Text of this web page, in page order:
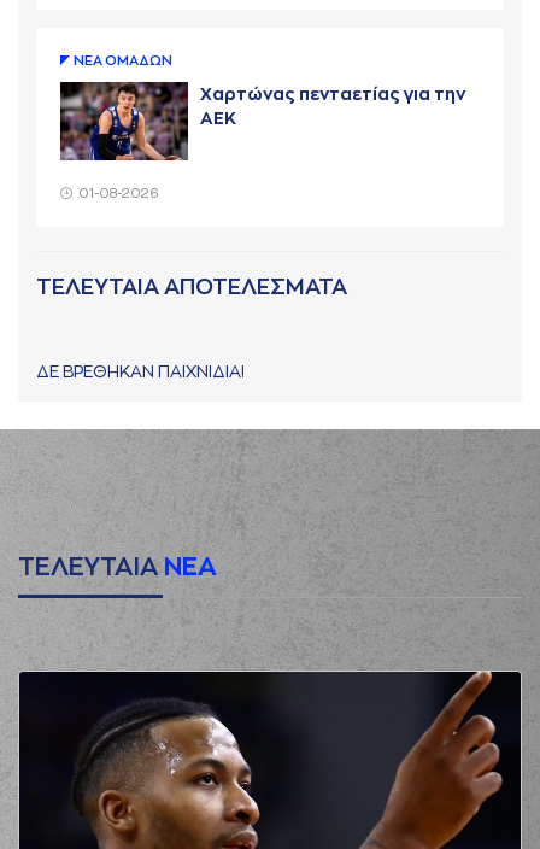
ΝΕA ΟΜAΔΩΝ
Χαρτώνας πενταετίας για την
ΑΕΚ
01-08-2026
ΤΕΛΕΥΤΑΙΑ ΑΠΟΤΕΛΕΣΜΑΤΑ
ΔΕ ΒΡΕΘΗΚΑΝ ΠΑΙΧΝΙΔΙΑ!
ΤΕΛΕΥΤΑΙΑ ΝΕΑ